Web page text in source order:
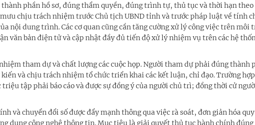
thành phần hồ sơ, đúng thẩm quyền, đúng trình tự, thủ tục và thời hạn
chịu trách nhiệm trước Chủ tịch UBND tỉnh và trước pháp luật về tính
nội dung trình. Các cơ quan cũng cần tăng cường xử lý công việc trên
văn bản điện tử và cập nhật đầy đủ tiến độ xử lý nhiệm vụ trên các hệ
tham dự và chất lượng các cuộc họp. Người tham dự phải đúng thành
và chịu trách nhiệm tổ chức triển khai các kết luận, chỉ đạo. Trường
tập phải báo cáo và được sự đồng ý của người chủ trì; đồng thời cử
và chuyển đổi số được đẩy mạnh thông qua việc rà soát, đơn giản hóa
dụng công nghệ thông tin. Mục tiêu là giải quyết thủ tục hành chính